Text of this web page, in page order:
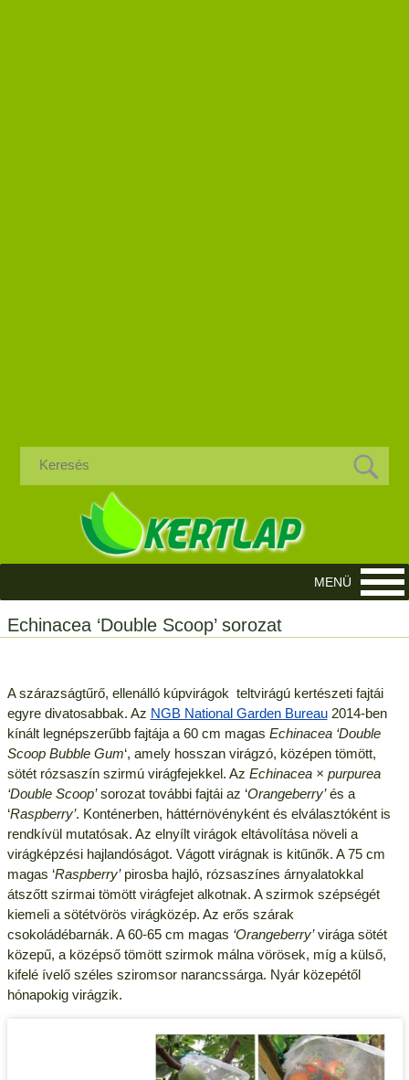
Echinacea ‘Double Scoop’ sorozat
A szárazságtűrő, ellenálló kúpvirágok teltvirágú kertészeti fajtái
egyre divatosabbak. Az NGB National Garden Bureau2014-ben
kínált legnépszerűbb fajtája a 60 cm magas Echinacea ‘Double
Scoop Bubble Gum‘, amely hosszan virágzó, középen tömött,
sötét rózsaszín szirmú virágfejekkel. Az Echinacea × purpurea
‘Double Scoop’sorozat további fajtái az ‘Orangeberry’és a
‘Raspberry’. Konténerben, háttérnövényként és elválasztóként is
rendkívül mutatósak. Az elnyílt virágok eltávolítása növeli a
virágképzési hajlandóságot. Vágott virágnak is kitűnők. A 75 cm
magas ‘Raspberry’pirosba hajló, rózsaszínes árnyalatokkal
átszőtt szirmai tömött virágfejet alkotnak. A szirmok szépségét
kiemeli a sötétvörös virágközép. Az erős szárak
csokoládébarnák. A 60-65 cm magas ‘Orangeberry’virága sötét
közepű, a középső tömött szirmok málna vörösek, míg a külső,
kifelé ívelő széles sziromsor narancssárga. Nyár közepétől
hónapokig virágzik.